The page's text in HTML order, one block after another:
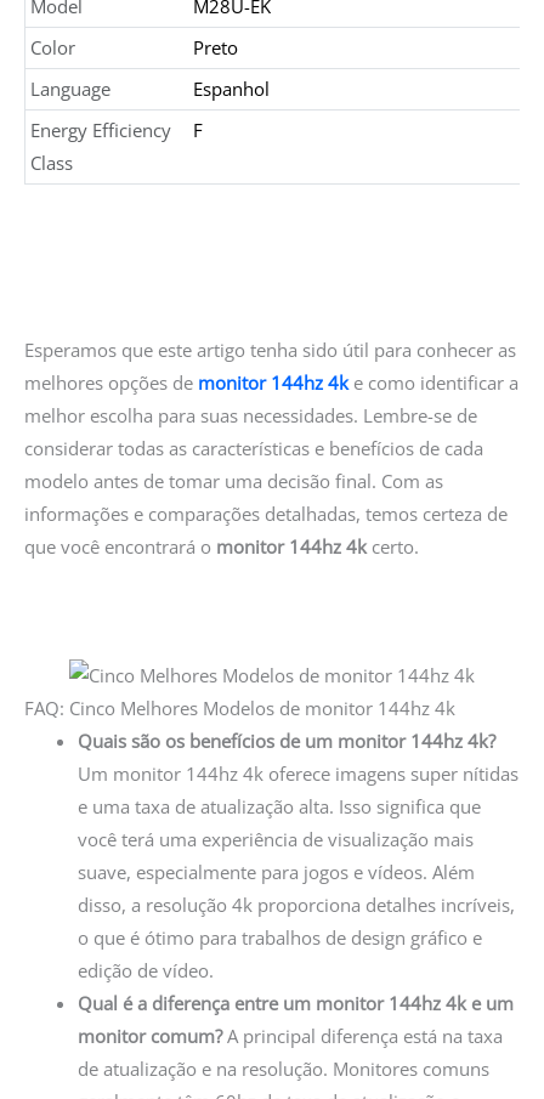
Model
M28U-EK
Color
Preto
Language
Espanhol
Energy Efficiency
Class
F
Esperamos que este artigo tenha sido útil para conhecer as
melhores opções de monitor 144hz 4ke como identificar a
melhor escolha para suas necessidades. Lembre-se de
considerar todas as características e benefícios de cada
modelo antes de tomar uma decisão final. Com as
informações e comparações detalhadas, temos certeza de
que você encontrará o monitor 144hz 4k certo.
FAQ: Cinco Melhores Modelos de monitor 144hz 4k
Quais são os benefícios de um monitor 144hz 4k?
Um monitor 144hz 4k oferece imagens super nítidas
e uma taxa de atualização alta. Isso significa que
você terá uma experiência de visualização mais
suave, especialmente para jogos e vídeos. Além
disso, a resolução 4k proporciona detalhes incríveis,
o que é ótimo para trabalhos de design gráfico e
edição de vídeo.
Qual é a diferença entre um monitor 144hz 4k e um
monitor comum?A principal diferença está na taxa
de atualização e na resolução. Monitores comuns